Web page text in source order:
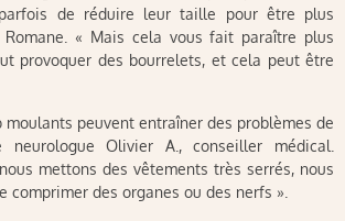
de réduire leur taille pour être plus
« Mais cela vous fait paraître plus
provoquer des bourrelets, et cela peut être
moulants peuvent entraîner des problèmes de
Olivier A., conseiller médical.
mettons des vêtements très serrés, nous
comprimer des organes ou des nerfs ».